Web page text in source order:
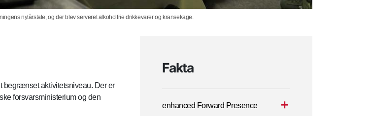
nytårstale, og der blev serveret alkoholfrie drikkevarer og kransekage.
begrænset aktivitetsniveau. Der er
forsvarsministerium og den
Fakta
enhanced Forward Presence